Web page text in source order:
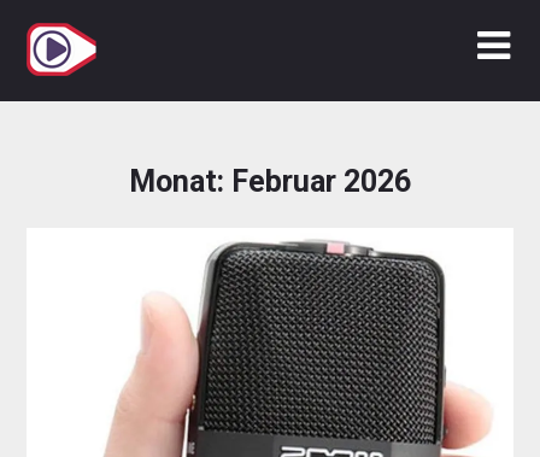
Inhalt
springen
Monat: Februar 2026